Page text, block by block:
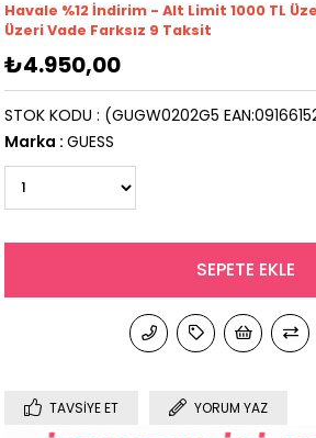
Havale %12 İndirim - Alt Limit 1000 TL
Üzeri Vade Farksız 9 Taksit
₺4.950,00
(GUGW0202G5
STOK KODU
Marka : GUESS
TAVSIYE ET YORUM YAZ